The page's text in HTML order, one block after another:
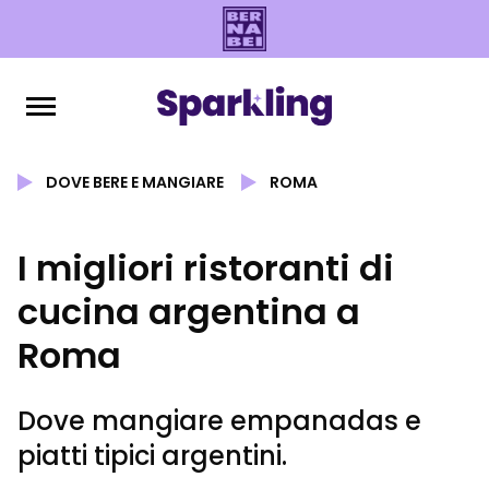
DOVE BERE E MANGIARE ROMA
I migliori ristoranti di
cucina argentina a
Roma
Dove mangiare empanadas e
piatti tipici argentini.